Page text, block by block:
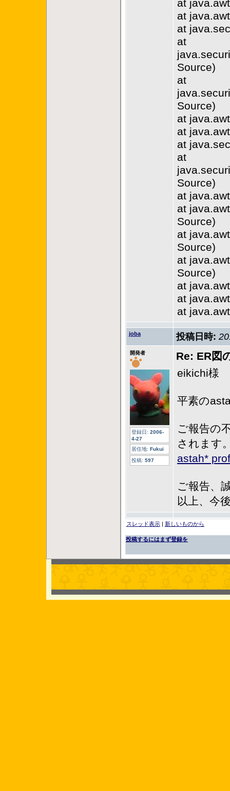
at
at
at
at
Source)
at
Source)
at
at
at
at
Source)
at
at
Source)
at
Source)
at
Source)
at
at
at
joba 投稿日時:
開発者
登録日: 2006-
4-27
居住地: Fukui
投稿: 597
Re: ER図
eikichi様
平素の
ご報告の
されます
astah*
ご報告、
以上、今
スレッド表示 | 新しいものから
投稿するにはまず登録を